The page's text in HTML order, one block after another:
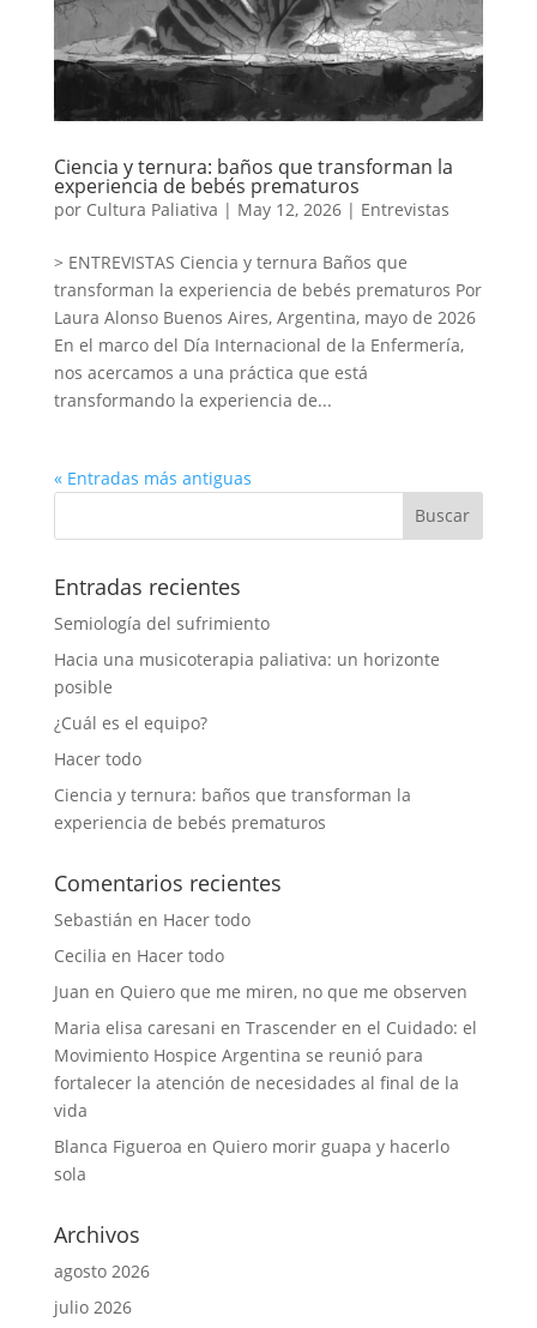
Ciencia y ternura: baños que transforman la
experiencia de bebés prematuros
por Cultura Paliativa | May 12, 2026| Entrevistas
> ENTREVISTAS Ciencia y ternura Baños que
transforman la experiencia de bebés prematuros Por
Laura Alonso Buenos Aires, Argentina, mayo de 2026
En el marco del Día Internacional de la Enfermería,
nos acercamos a una práctica que está
transformando la experiencia de...
« Entradas más antiguas
Entradas recientes
Semiología del sufrimiento
Hacia una musicoterapia paliativa: un horizonte
posible
¿Cuál es el equipo?
Hacer todo
Ciencia y ternura: baños que transforman la
experiencia de bebés prematuros
Comentarios recientes
Sebastián en Hacer todo
Cecilia en Hacer todo
Juan en Quiero que me miren, no que me observen
Maria elisa caresani en Trascender en el Cuidado: el
Movimiento Hospice Argentina se reunió para
fortalecer la atención de necesidades al final de la
vida
Blanca Figueroa en Quiero morir guapa y hacerlo
sola
Archivos
agosto 2026
julio 2026